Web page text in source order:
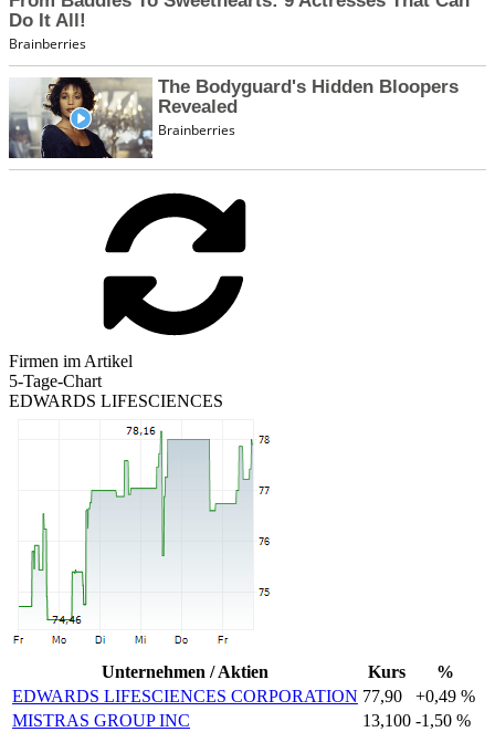
Firmen im Artikel
5-Tage-Chart
EDWARDS LIFESCIENCES
Unternehmen / Aktien Kurs
%
EDWARDS LIFESCIENCES CORPORATION 77,90
+0,49 %
MISTRAS GROUP INC
13,100 -1,50 %